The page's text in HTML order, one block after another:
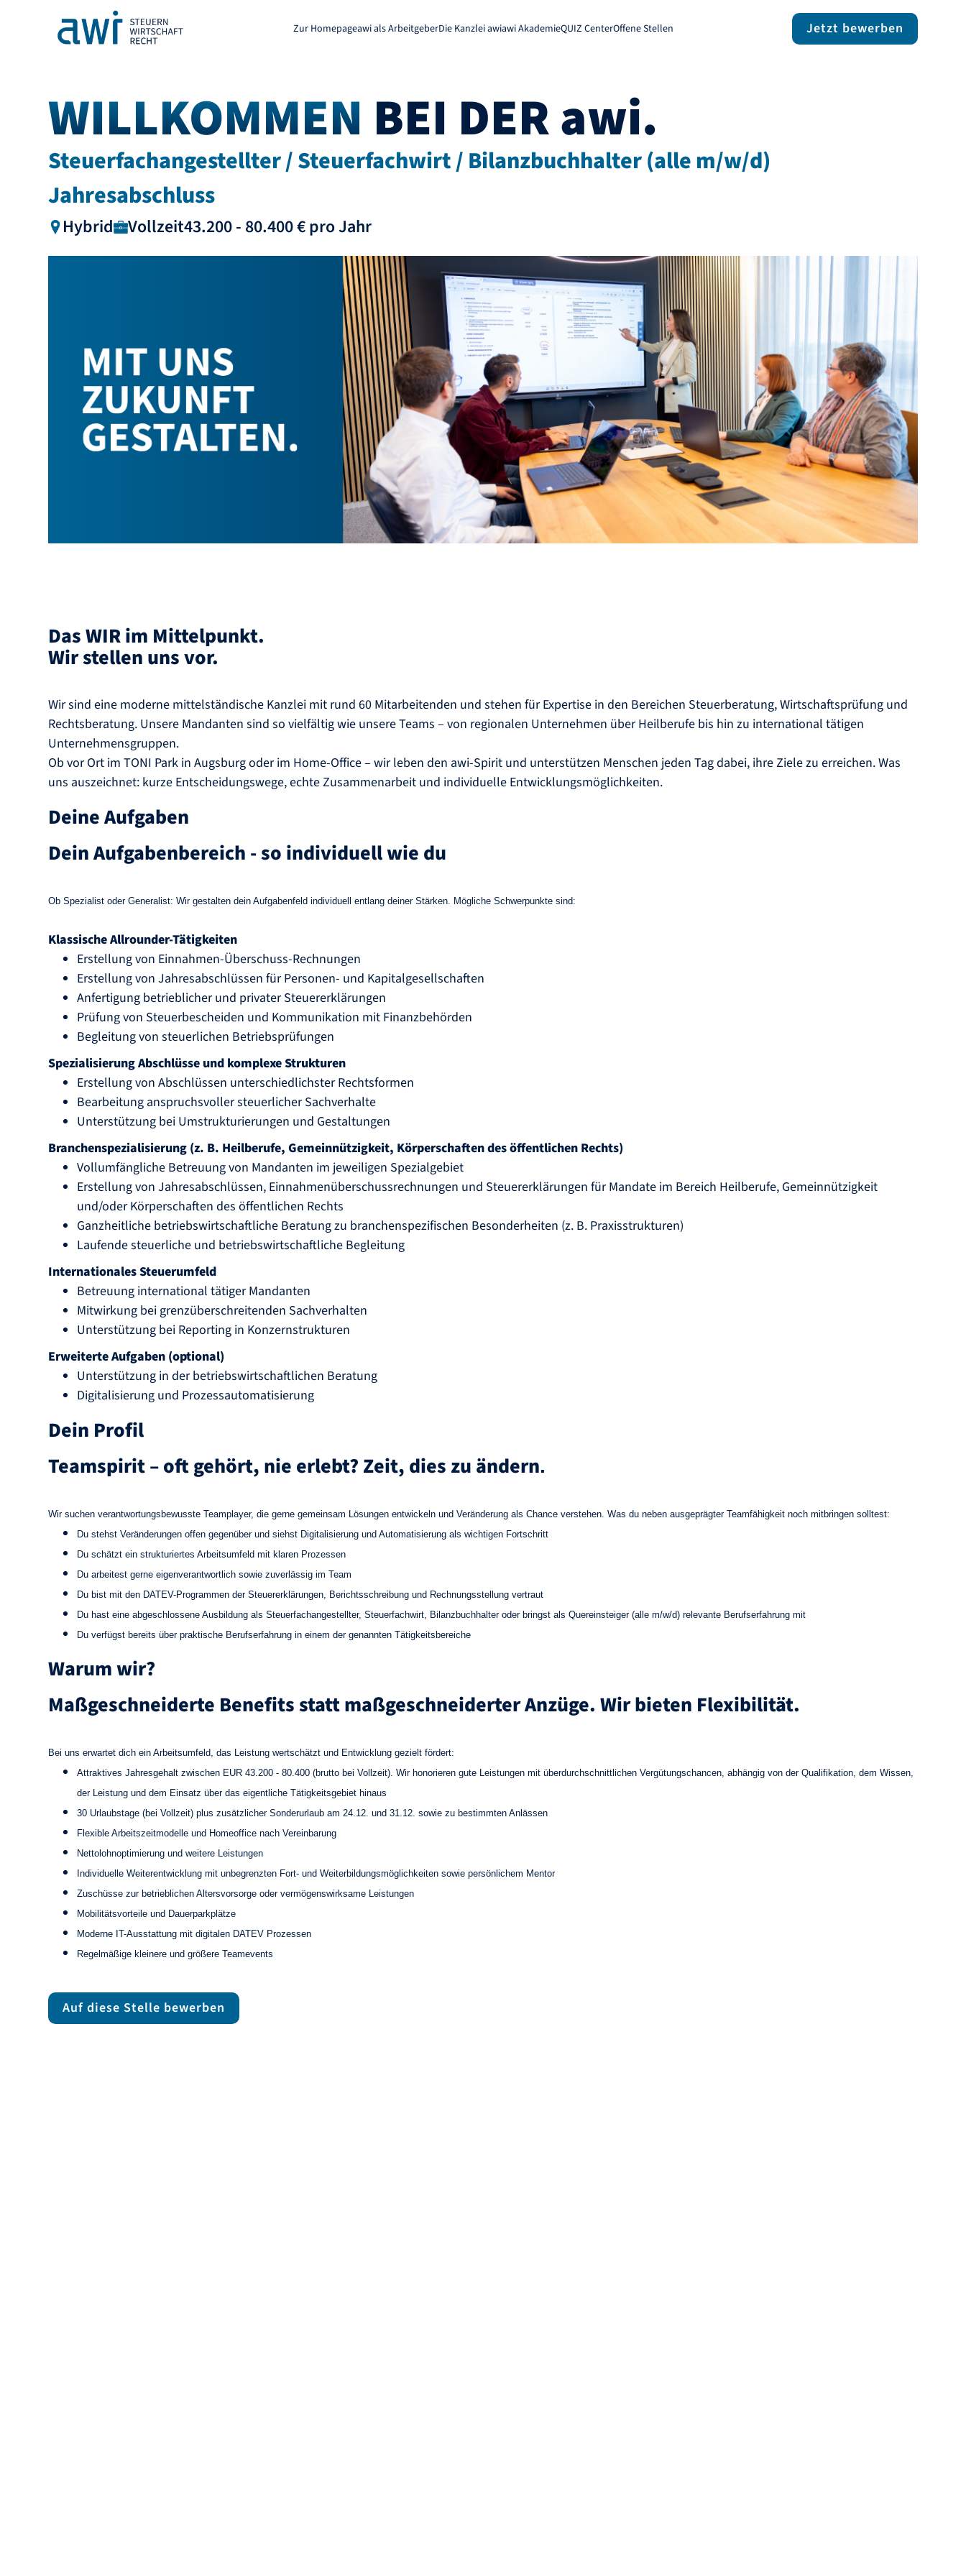
Zur Homepageawi als ArbeitgeberDie Kanzlei awiawi AkademieQUIZ CenterOffene Stellen Jetzt bewerben
WILLKOMMEN BEI DER awi.
Steuerfachangestellter / Steuerfachwirt / Bilanzbuchhalter (alle m/w/d)
Jahresabschluss
Hybrid Vollzeit43.200 - 80.400 € pro Jahr
Das WIR im Mittelpunkt.
Wir stellen uns vor.
Wir sind eine moderne mittelständische Kanzlei mit rund 60 Mitarbeitenden und stehen für Expertise in den Bereichen Steuerberatung, Wirtschaftsprüfung und
Rechtsberatung. Unsere Mandanten sind so vielfältig wie unsere Teams – von regionalen Unternehmen über Heilberufe bis hin zu international tätigen
Unternehmensgruppen.
Ob vor Ort im TONI Park in Augsburg oder im Home-Office – wir leben den awi-Spirit und unterstützen Menschen jeden Tag dabei, ihre Ziele zu erreichen. Was
uns auszeichnet: kurze Entscheidungswege, echte Zusammenarbeit und individuelle Entwicklungsmöglichkeiten.
Deine Aufgaben
Dein Aufgabenbereich - so individuell wie du
Ob Spezialist oder Generalist: Wir gestalten dein Aufgabenfeld individuell entlang deiner Stärken. Mögliche Schwerpunkte sind:
Klassische Allrounder-Tätigkeiten
Erstellung von Einnahmen-Überschuss-Rechnungen
Erstellung von Jahresabschlüssen für Personen- und Kapitalgesellschaften
Anfertigung betrieblicher und privater Steuererklärungen
Prüfung von Steuerbescheiden und Kommunikation mit Finanzbehörden
Begleitung von steuerlichen Betriebsprüfungen
Spezialisierung Abschlüsse und komplexe Strukturen
Erstellung von Abschlüssen unterschiedlichster Rechtsformen
Bearbeitung anspruchsvoller steuerlicher Sachverhalte
Unterstützung bei Umstrukturierungen und Gestaltungen
Branchenspezialisierung (z. B. Heilberufe, Gemeinnützigkeit, Körperschaften des öffentlichen Rechts)
Vollumfängliche Betreuung von Mandanten im jeweiligen Spezialgebiet
Erstellung von Jahresabschlüssen, Einnahmenüberschussrechnungen und Steuererklärungen für Mandate im Bereich Heilberufe, Gemeinnützigkeit
und/oder Körperschaften des öffentlichen Rechts
Ganzheitliche betriebswirtschaftliche Beratung zu branchenspezifischen Besonderheiten (z. B. Praxisstrukturen)
Laufende steuerliche und betriebswirtschaftliche Begleitung
Internationales Steuerumfeld
Betreuung international tätiger Mandanten
Mitwirkung bei grenzüberschreitenden Sachverhalten
Unterstützung bei Reporting in Konzernstrukturen
Erweiterte Aufgaben (optional)
Unterstützung in der betriebswirtschaftlichen Beratung
Digitalisierung und Prozessautomatisierung
Dein Profil
Teamspirit – oft gehört, nie erlebt? Zeit, dies zu ändern.
Wir suchen verantwortungsbewusste Teamplayer, die gerne gemeinsam Lösungen entwickeln und Veränderung als Chance verstehen. Was du neben ausgeprägter Teamfähigkeit noch mitbringen solltest:
Du stehst Veränderungen offen gegenüber und siehst Digitalisierung und Automatisierung als wichtigen Fortschritt
Du schätzt ein strukturiertes Arbeitsumfeld mit klaren Prozessen
Du arbeitest gerne eigenverantwortlich sowie zuverlässig im Team
Du bist mit den DATEV-Programmen der Steuererklärungen, Berichtsschreibung und Rechnungsstellung vertraut
Du hast eine abgeschlossene Ausbildung als Steuerfachangestellter, Steuerfachwirt, Bilanzbuchhalter oder bringst als Quereinsteiger (alle m/w/d) relevante Berufserfahrung mit
Du verfügst bereits über praktische Berufserfahrung in einem der genannten Tätigkeitsbereiche
Warum wir?
Maßgeschneiderte Benefits statt maßgeschneiderter Anzüge. Wir bieten Flexibilität.
Bei uns erwartet dich ein Arbeitsumfeld, das Leistung wertschätzt und Entwicklung gezielt fördert:
Attraktives Jahresgehalt zwischen EUR 43.200 - 80.400 (brutto bei Vollzeit). Wir honorieren gute Leistungen mit überdurchschnittlichen Vergütungschancen, abhängig von der Qualifikation, dem Wissen,
der Leistung und dem Einsatz über das eigentliche Tätigkeitsgebiet hinaus
30 Urlaubstage (bei Vollzeit) plus zusätzlicher Sonderurlaub am 24.12. und 31.12. sowie zu bestimmten Anlässen
Flexible Arbeitszeitmodelle und Homeoffice nach Vereinbarung
Nettolohnoptimierung und weitere Leistungen
Individuelle Weiterentwicklung mit unbegrenzten Fort- und Weiterbildungsmöglichkeiten sowie persönlichem Mentor
Zuschüsse zur betrieblichen Altersvorsorge oder vermögenswirksame Leistungen
Mobilitätsvorteile und Dauerparkplätze
Moderne IT-Ausstattung mit digitalen DATEV Prozessen
Regelmäßige kleinere und größere Teamevents
Auf diese Stelle bewerben